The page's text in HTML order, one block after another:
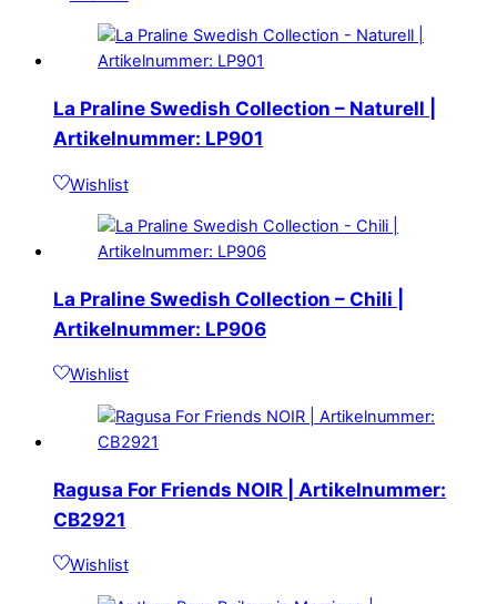
La Praline Swedish Collection – Naturell |
Artikelnummer: LP901
Wishlist
La Praline Swedish Collection – Chili |
Artikelnummer: LP906
Wishlist
Ragusa For Friends NOIR | Artikelnummer:
CB2921
Wishlist